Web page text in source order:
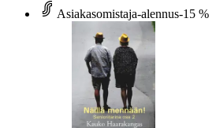
Asiakasomistaja-alennus-15 %